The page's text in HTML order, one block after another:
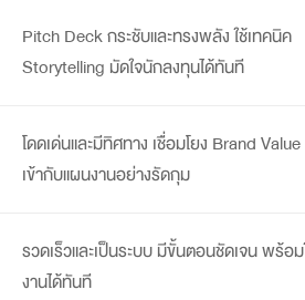
Pitch Deckกระชับและทรงพลัง ใช้เทคนิค
Storytelling มัดใจนักลงทุนได้ทันที
โดดเด่นและมีทิศทาง เชื่อมโยง Brand Value
เข้ากับแผนงานอย่างรัดกุม
รวดเร็วและเป็นระบบ มีขั้นตอนชัดเจน พร้อ
งานได้ทันที